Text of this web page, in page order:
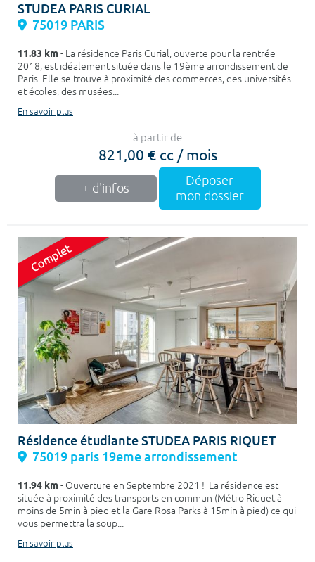
STUDEA PARIS CURIAL
75019 PARIS
11.83 km- La résidence Paris Curial, ouverte pour la rentrée
2018, est idéalement située dans le 19ème arrondissement de
Paris. Elle se trouve à proximité des commerces, des universités
et écoles, des musées...
En savoir plus
à partir de
821,00 € cc / mois
+ d'infos
Déposer
mon dossier
Résidence étudiante STUDEA PARIS RIQUET
75019 paris 19eme arrondissement
11.94 km- Ouverture en Septembre 2021 ! La résidence est
située à proximité des transports en commun (Métro Riquet à
moins de 5min à pied et la Gare Rosa Parks à 15min à pied) ce qui
vous permettra la soup...
En savoir plus